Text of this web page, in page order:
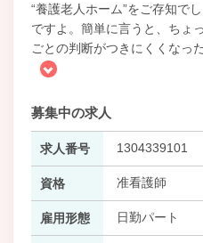
“養護老人ホーム”をご存知で
ですよ。簡単に言うと、ちょ
ごとの判断がつきにくくなっ
募集中の求人
求人番号 1304339101
資格 准看護師
雇用形態 日勤パート